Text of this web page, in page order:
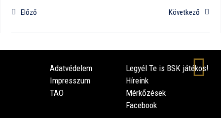
Előző Következő
Adatvédelem
Impresszum
TAO
Legyél Te is BSK játékos!
Híreink
Mérkőzések
Facebook